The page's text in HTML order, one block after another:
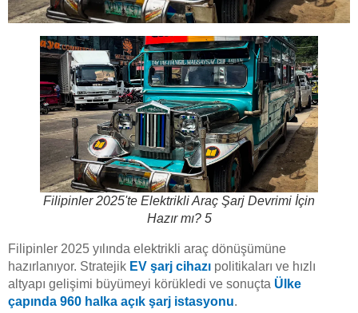
Filipinler 2025'te Elektrikli Araç Şarj Devrimi İçin
Hazır mı? 5
Filipinler 2025 yılında elektrikli araç dönüşümüne
hazırlanıyor. Stratejik EV şarj cihazı politikaları ve hızlı
altyapı gelişimi büyümeyi körükledi ve sonuçta Ülke
çapında 960 halka açık şarj istasyonu.